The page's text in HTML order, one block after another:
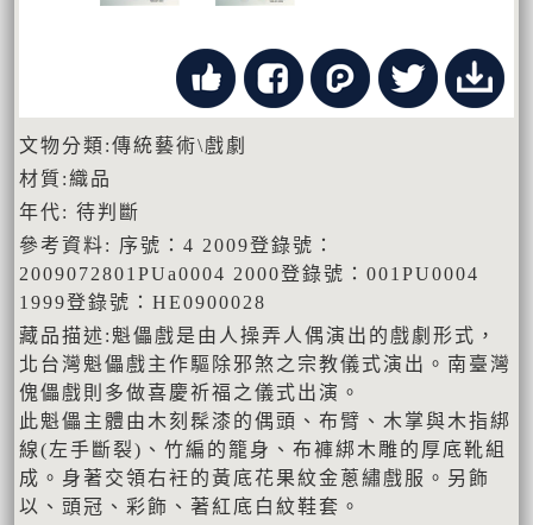
文物分類:傳統藝術\戲劇
材質:織品
年代: 待判斷
參考資料: 序號：4 2009登錄號：
2009072801PUa0004 2000登錄號：001PU0004
1999登錄號：HE0900028
藏品描述:魁儡戲是由人操弄人偶演出的戲劇形式，
北台灣魁儡戲主作驅除邪煞之宗教儀式演出。南臺灣
傀儡戲則多做喜慶祈福之儀式出演。
此魁儡主體由木刻髹漆的偶頭、布臂、木掌與木指綁
線(左手斷裂)、竹編的籠身、布褲綁木雕的厚底靴組
成。身著交領右衽的黃底花果紋金蔥繡戲服。另飾
以、頭冠、彩飾、著紅底白紋鞋套。